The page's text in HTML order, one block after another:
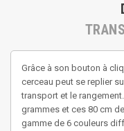
Grâce à son bouton à
cerceau peut se replier
transport et le
grammes et ces 80 cm
gamme de 6 couleurs